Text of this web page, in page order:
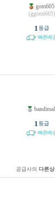
gom605
(ggomi605)
1 등급
빠른배
1 등급
빠른배
공급사의 다른